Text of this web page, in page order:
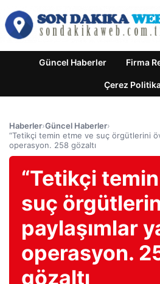
Güncel Haberler Firma
Çerez
Haberler›Güncel Haberler›
“Tetikçi temin etme ve suç örgütlerini
operasyon. 258 gözaltı
“Tetikçi
suç
paylaşımlar
operasyon.
gözaltı